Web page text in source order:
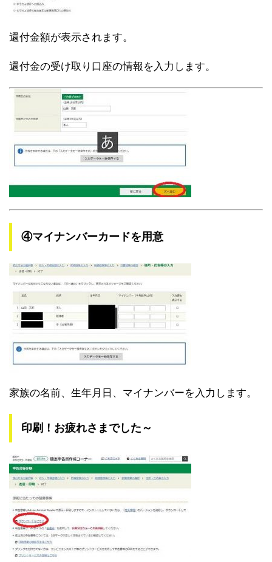
還付金額が表示されます。
還付金の受け取り口座の情報を入力します。
④マイナンバーカードを用意
家族の名前、生年月日、マイナンバーを入力します。
印刷！お疲れさまでした～